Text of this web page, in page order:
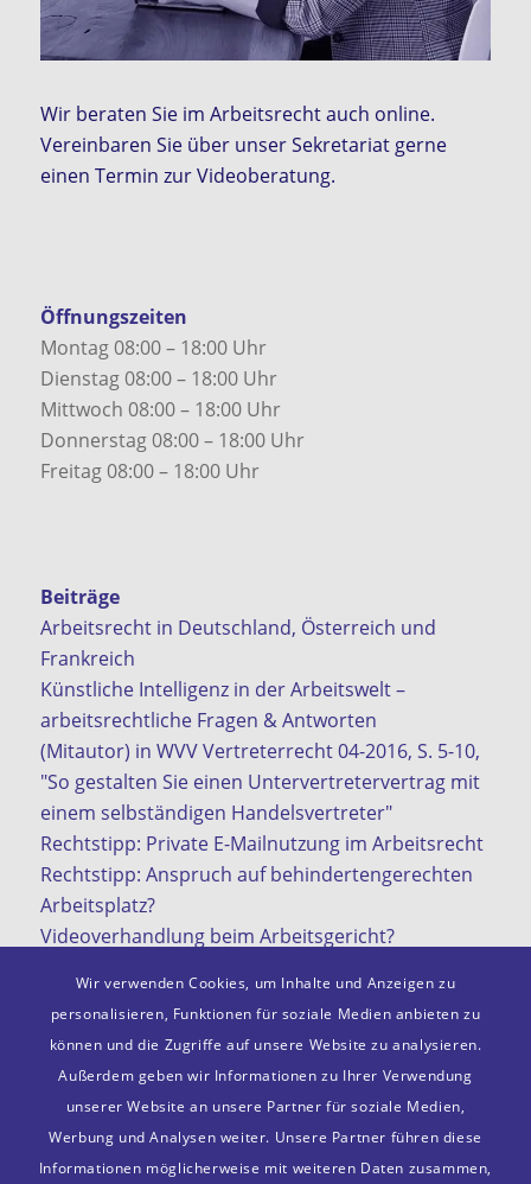
Wir beraten Sie im Arbeitsrecht auch online.
Vereinbaren Sie über unser Sekretariat gerne
einen Termin zur Videoberatung.
Öffnungszeiten
Montag 08:00 – 18:00 Uhr
Dienstag 08:00 – 18:00 Uhr
Mittwoch 08:00 – 18:00 Uhr
Donnerstag 08:00 – 18:00 Uhr
Freitag 08:00 – 18:00 Uhr
Beiträge
Arbeitsrecht in Deutschland, Österreich und
Frankreich
Künstliche Intelligenz in der Arbeitswelt –
arbeitsrechtliche Fragen & Antworten
(Mitautor) in WVV Vertreterrecht 04-2016, S. 5-10,
"So gestalten Sie einen Untervertretervertrag mit
einem selbständigen Handelsvertreter"
Rechtstipp: Private E-Mailnutzung im Arbeitsrecht
Rechtstipp: Anspruch auf behindertengerechten
Arbeitsplatz?
Videoverhandlung beim Arbeitsgericht?
Mitgliedschaften
Deutscher Anwaltsverein e. V.
Wir verwenden Cookies, um Inhalte und Anzeigen zu
personalisieren, Funktionen für soziale Medien anbieten zu
können und die Zugriffe auf unsere Website zu analysieren.
Außerdem geben wir Informationen zu Ihrer Verwendung
unserer Website an unsere Partner für soziale Medien,
Werbung und Analysen weiter. Unsere Partner führen diese
Informationen möglicherweise mit weiteren Daten zusammen,